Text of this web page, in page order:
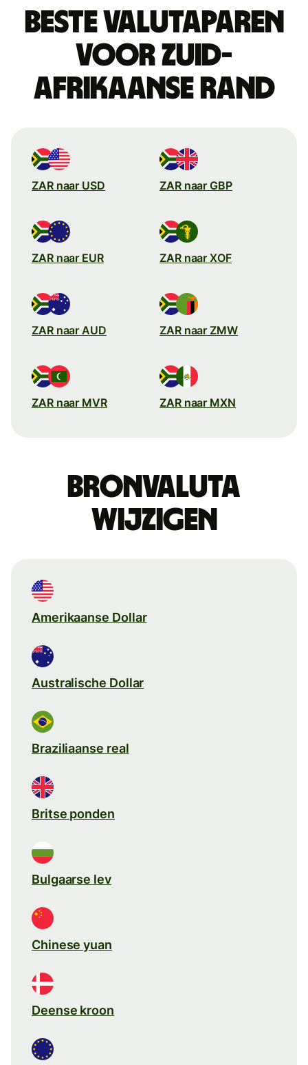
Beste valutaparen
voor Zuid-
Afrikaanse rand
ZAR naar USD ZAR naar GBP
ZAR naar EUR ZAR naar XOF
ZAR naar AUD ZAR naar ZMW
ZAR naar MVR ZAR naar MXN
Bronvaluta
wijzigen
Amerikaanse Dollar
Australische Dollar
Braziliaanse real
Britse ponden
Bulgaarse lev
Chinese yuan
Deense kroon